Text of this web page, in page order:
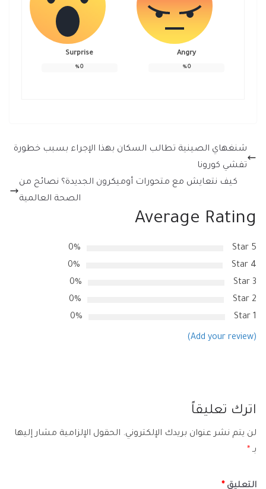
Angry
0
%
Surprise
0
%
شنغهاي الصينية تطالب السكان بهذا الإجراء بسبب خطورة
تفشي كورونا
كيف نتعايش مع متحورات أوميكرون الجديدة؟ نصائح من
الصحة العالمية
Average Rating
5 Star
0%
4 Star
0%
3 Star
0%
2 Star
0%
1 Star
0%
(Add your review)
اترك تعليقاً
لن يتم نشر عنوان بريدك الإلكتروني. الحقول الإلزامية مشار إليها
بـ *
التعليق *